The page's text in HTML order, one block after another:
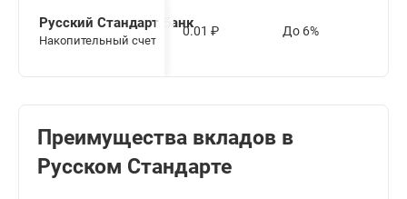
Русский Стандарт Банк
Накопительный счет
0.01 ₽ До 6%
Преимущества вкладов в
Русском Стандарте